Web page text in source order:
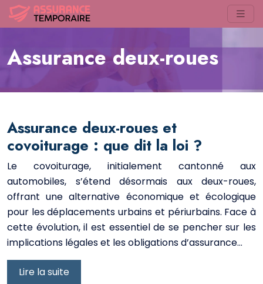
Assurance deux-roues
Assurance deux-roues et
covoiturage : que dit la loi ?
Le covoiturage, initialement cantonné aux
automobiles, s’étend désormais aux deux-roues,
offrant une alternative économique et écologique
pour les déplacements urbains et périurbains. Face à
cette évolution, il est essentiel de se pencher sur les
implications légales et les obligations d’assurance…
Lire la suite